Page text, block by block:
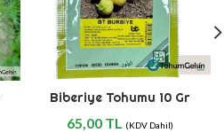
Biberiye Tohumu 10 Gr
65,00 TL (KDV Dahil)